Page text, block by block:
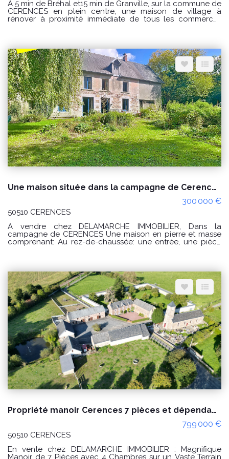
A 5 min de Bréhal et15 min de Granville, sur la commune de
CERENCES en plein centre, une maison de village à
rénover à proximité immédiate de tous les commerces
tout à l'égout PRIX : 79000€ Honoraires à la charge du
vendeur. CLASSE ENERGIE : F(391) ; CLASSE CLIMAT : F (86)
Logement à consommation excessive classé F. Montant
estimé des dépenses annuelles d'énergie pour un usage
standard : entre 2360 € et 3250 € / an Prix moyens des
énergies indexés sur les années 2021, 2022 et 2023
(abonnements compris) Les informations sur les risques
auxquels ce bien est exposé sont disponibles sur le site
Géorisques : www.georisques.gouv.fr Pour visiter
Delamarche immobilier Bréhal 02 33 91 40 41 ou contactez
GINARD Florian 0786274434
Une maison située dans la campagne de Cerences 4 pièces, environ 5 hectares de terres.
300 000 €
50510 CERENCES
A vendre chez DELAMARCHE IMMOBILIER, Dans la
campagne de CERENCES Une maison en pierre et masse
comprenant: Au rez-de-chaussée: une entrée, une pièce
palier desservant une chambre avec sanitaires, un couloir
desservant une seconde chambre avec une pièce à
usage de dressing. Un grenier aménageable au dessus.
Diverses dépendances et un hangar. Un grand bâtiment à
l'arrière de la maison à usage d'étables et une ancienne
boulangerie. Terrain d'environ 5 hectares. Puits. PRIX : 300
000€ Honoraires à la charge du vendeur. Classe énergie :
D (242) Classe climat : D (48) Montant estimé des dépenses
annuelles d'énergie pour un usage standard : entre 3230€
et 4440€ / an Date de référence des prix de l'énergie
utilisés pour établir cette estimation : 01/01/2021 "Les
informations sur les risques auxquels ce bien est exposé
sont disponibles sur le site Géorisques :
www.georisques.gouv.fr" Pour visiter : Agence
DELAMARCHE IMMO.COM Aurélien Etard au 06.29.76.85.09
Propriété manoir Cerences 7 pièces et dépendances, négociable !
799 000 €
50510 CERENCES
En vente chez DELAMARCHE IMMOBILIER : Magnifique
Manoir de 7 Pièces avec 4 Chambres sur un Vaste Terrain